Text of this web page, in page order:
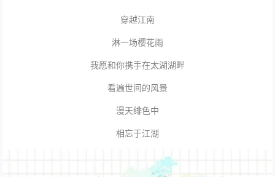
穿越江南
淋一场樱花雨
我愿和你携手在太湖湖畔
看遍世间的风景
漫天绯色中
相忘于江湖